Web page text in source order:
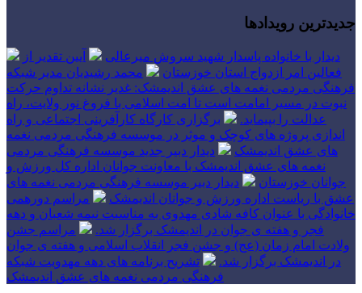
جدیدترین رویدادها
دیدار با خانواده پاسدار شهید سروش میرعالی
آیین تقدیر از
فعالین امر ازدواج استان خوزستان
محمد رشیدیان مدیر شبکه
فرهنگی مردمی نغمه های عشق اندیمشک: غدیر نشانه تداوم حرکت
نبوت در مسیر امامت است تا امت اسلامی با فروغ نور ولایت، راه
عدالت را بپیماید.
برگزاری کارگاه کارآفرینی اجتماعی و راه
اندازی پروژه های کوچک و موثر در موسسه فرهنگی مردمی نغمه
های عشق اندیمشک
دیدار دبیر جدید موسسه فرهنگی مردمی
نغمه های عشق اندیمشک با معاونت جوانان اداره کل ورزش و
جوانان خوزستان
دیدار دبیر موسسه فرهنگی مردمی نغمه های
عشق با ریاست اداره ورزش و جوانان اندیمشک
مراسم دورهمی
خانوادگی با عنوان کافه شادی مهدوی به مناسبت نیمه شعبان و دهه
فجر و هفته ی جوان در اندیمشک برگزار شد.
مراسم جشن
ولادت امام زمان (عج) و جشن فجر انقلاب اسلامی و هفته ی جوان
در اندیمشک برگزار شد.
تشریح برنامه های دهه مهدویت شبکه
فرهنگی مردمی نغمه های عشق اندیمشک